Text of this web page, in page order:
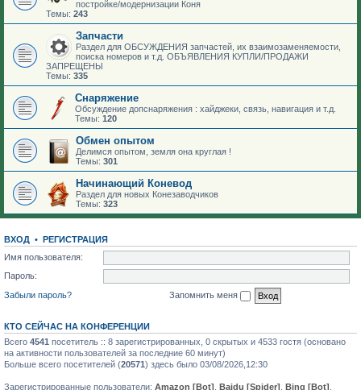
постройке/модернизации Коня
Темы: 243
Запчасти
Раздел для ОБСУЖДЕНИЯ запчастей, их взаимозаменяемости,
поиска номеров и т.д. ОБЪЯВЛЕНИЯ КУПЛИ/ПРОДАЖИ
ЗАПРЕЩЕНЫ
Темы: 335
Снаряжение
Обсуждение допснаряжения : хайджеки, связь, навигация и т.д.
Темы: 120
Обмен опытом
Делимся опытом, земля она круглая !
Темы: 301
Начинающий Коневод
Раздел для новых Конезаводчиков
Темы: 323
ВХОД • РЕГИСТРАЦИЯ
Имя пользователя:
Пароль:
Забыли пароль?
Запомнить меня
КТО СЕЙЧАС НА КОНФЕРЕНЦИИ
Всего 4541 посетитель :: 8 зарегистрированных, 0 скрытых и 4533 гостя (основано
на активности пользователей за последние 60 минут)
Больше всего посетителей (20571) здесь было 03/08/2026,12:30
Зарегистрированные пользователи: Amazon [Bot] Baidu [Spider] Bing [Bot]